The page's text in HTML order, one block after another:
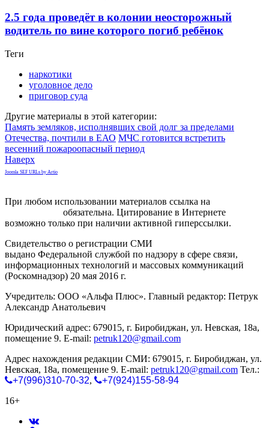
2.5 года проведёт в колонии неосторожный
водитель по вине которого погиб ребёнок
Теги
наркотики
уголовное дело
приговор суда
Другие материалы в этой категории:
Память земляков, исполнявших свой долг за пределами
Отечества, почтили в ЕАО МЧС готовится встретить
весенний пожароопасный период
Наверх
Joomla SEF URLs by Artio
При любом использовании материалов ссылка на
обязательна. Цитирование в Интернете
возможно только при наличии активной гиперссылки.
Свидетельство о регистрации СМИ
выдано Федеральной службой по надзору в сфере связи,
информационных технологий и массовых коммуникаций
(Роскомнадзор) 20 мая 2016 г.
Учредитель: ООО «Альфа Плюс». Главный редактор: Петрук
Александр Анатольевич
Юридический адрес: 679015, г. Биробиджан, ул. Невская, 18а,
помещение 9. E-mail: petruk120@gmail.com
Адрес нахождения редакции СМИ: 679015, г. Биробиджан, ул.
Невская, 18а, помещение 9. E-mail: petruk120@gmail.com Тел.:
+7(996)310-70-32,
+7(924)155-58-94
16+